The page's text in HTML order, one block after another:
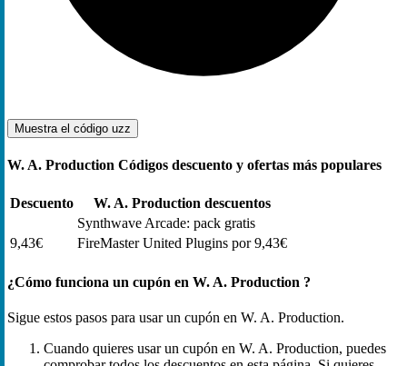
Muestra el código uzz
W. A. Production Códigos descuento y ofertas más populares
Descuento
W. A. Production descuentos
Synthwave Arcade: pack gratis
9,43€
FireMaster United Plugins por 9,43€
¿Cómo funciona un cupón en W. A. Production ?
Sigue estos pasos para usar un cupón en W. A. Production.
Cuando quieres usar un cupón en W. A. Production, puedes